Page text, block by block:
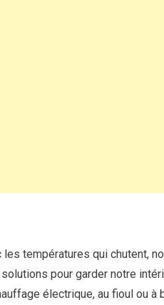
réponse
les températures qui chutent,
pour garder notre
électrique, au fioul ou